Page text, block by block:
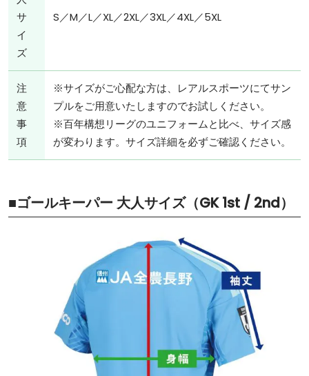
サ
イ
ズ
S／M／L／XL／2XL／3XL／4XL／5XL
注
意
事
項
※サイズがご心配な方は、レアルスポーツにてサン
プルをご用意いたしますのでお試しください。
※百年構想リーグのユニフォームと比べ、サイズ感
が変わります。サイズ詳細を必ずご確認ください。
■ゴールキーパー 大人サイズ（GK 1st / 2nd）